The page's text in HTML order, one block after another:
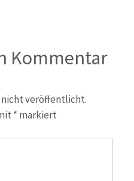
Kommentar
nicht veröffentlicht.
* markiert